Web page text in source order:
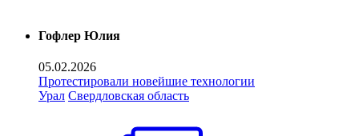
Гофлер Юлия
05.02.2026
Протестировали новейшие технологии
Урал Свердловская область